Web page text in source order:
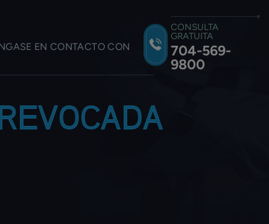
EN CONTACTO CON
CONSULTA
GRATUITA
704-569-
9800